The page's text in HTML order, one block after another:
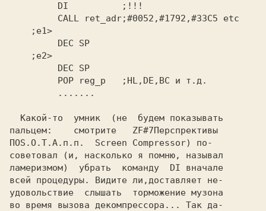
     DI
     CALL ret_adr
     POP reg_p
пальцем:    смотрите
ПОS.O.T.A.п.п.  Screen Compressor) по-
советовал (и, насколько я помню, называл
ламеризмом)  убрать  команду
DI вначале
всей процедуры. Видите ли,доставляет не-
удовольствие  слышать  торможение музона
во время вызова декомпрессора... Так да-